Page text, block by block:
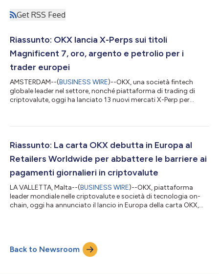
Get RSS Feed
Riassunto: OKX lancia X-Perps sui titoli
Magnificent 7, oro, argento e petrolio per i
trader europei
AMSTERDAM--(BUSINESS WIRE)--OKX, una società fintech
globale leader nel settore, nonché piattaforma di trading di
criptovalute, oggi ha lanciato 13 nuovi mercati X-Perp per
principali materie prime e i principali* indici mondiali. A partire
Apple, Amazon, Alphabet, Meta, Microsoft, Nvidia e Tesla,
Riassunto: La carta OKX debutta in Europa al
Retailers Worldwide per abbattere le barriere ai
pagamenti giornalieri in criptovalute
LA VALLETTA, Malta--(BUSINESS WIRE)--OKX, piattaforma
leader mondiale nelle criptovalute e società di tecnologia on-
chain, oggi ha annunciato il lancio in Europa della carta OKX,
degli utenti, oppure applica commissioni nascoste, la carta
OKX consente pagamenti direttamente in stablecoin, senza
Back to Newsroom